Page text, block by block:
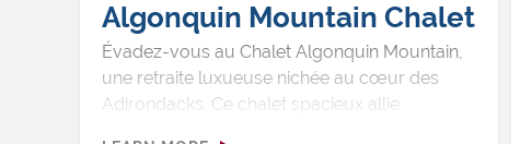
Algonquin Mountain Chalet
Évadez-vous au Chalet Algonquin Mountain,
une retraite luxueuse nichée au cœur des
Adirondacks. Ce chalet spacieux allie